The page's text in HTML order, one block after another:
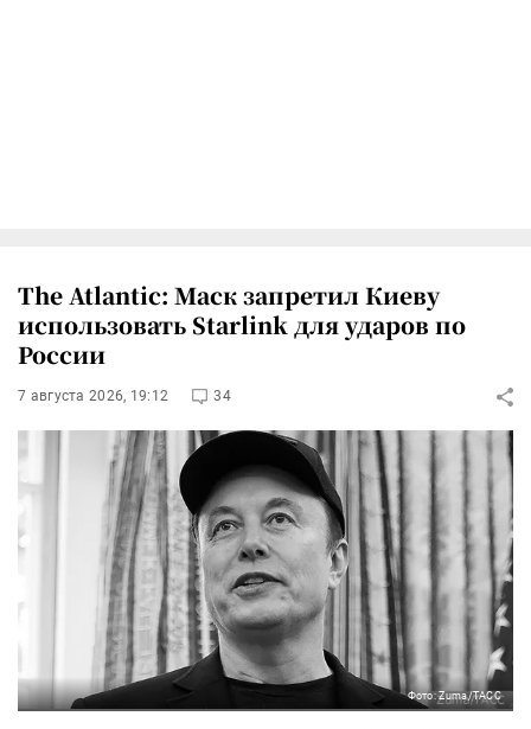
The Atlantic: Маск запретил Киеву
использовать Starlink для ударов по
России
7 августа 2026, 19:12 34
Фото: Zuma/ТАСС